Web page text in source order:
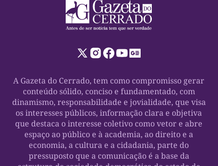
A Gazeta do Cerrado, tem como compromisso gerar
conteúdo sólido, conciso e fundamentado, com
dinamismo, responsabilidade e jovialidade, que visa
os interesses públicos, informação clara e objetiva
que destaca o interesse coletivo como vetor e abre
espaço ao público e à academia, ao direito e a
economia, a cultura e a cidadania, parte do
pressuposto que a comunicação é a base da